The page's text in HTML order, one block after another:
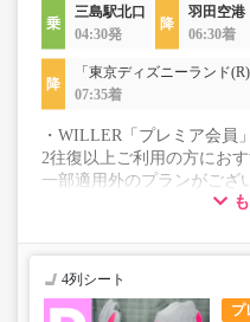
三島駅北口
04:30発
羽田空港
06:30着
「東京ディズニーランド(R)
07:35着
・WILLER「プレミア会員
2往復以上ご利用の方にお
一部適用外のプランがござ
WILLER EXPRESS 株式会
選びください。
プ
4列シート